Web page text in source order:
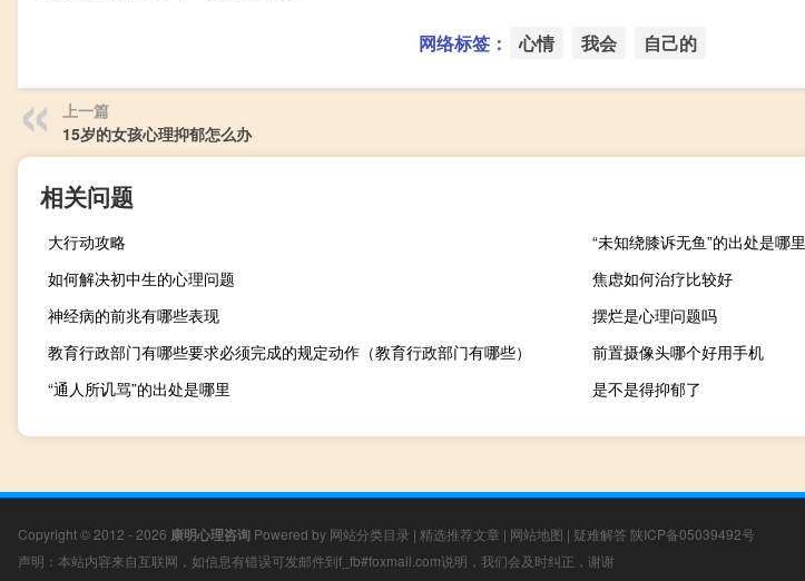
网络标签： 心情 我会 自己的
上一篇
15岁的女孩心理抑郁怎么办
相关问题
大行动攻略
“未知绕膝诉无鱼”的出处是哪里
如何解决初中生的心理问题
焦虑如何治疗比较好
神经病的前兆有哪些表现
摆烂是心理问题吗
教育行政部门有哪些要求必须完成的规定动作（教育行政部门有哪些）
前置摄像头哪个好用手机
“通人所讥骂”的出处是哪里
是不是得抑郁了
Copyright © 2012 - 2026 康明心理咨询 Powered by 网站分类目录 | 精选推荐文章 | 网站地图 | 疑难解答 陕ICP备05039492号
声明：本站内容来自互联网，如信息有错误可发邮件到f_fb#foxmail.com说明，我们会及时纠正，谢谢